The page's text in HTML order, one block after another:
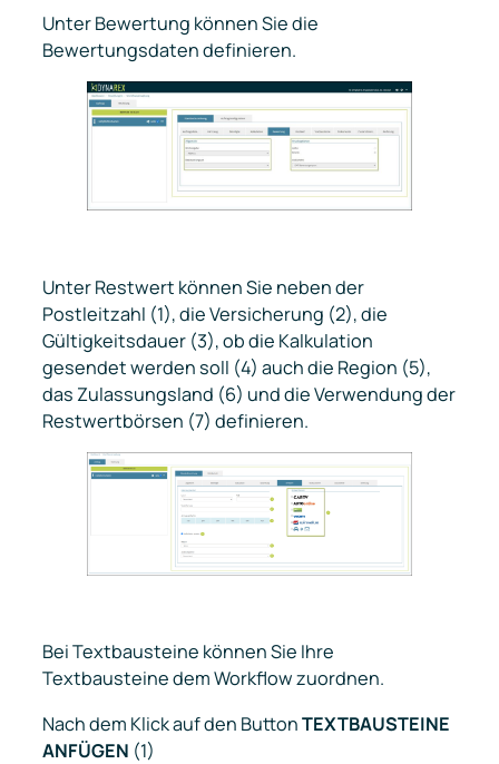
UnterBewertung können Sie die
Bewertungsdaten definieren.
UnterRestwert können Sie neben der
Postleitzahl (1), die Versicherung (2), die
Gültigkeitsdauer (3), ob die Kalkulation
gesendet werden soll (4) auch die Region (5),
das Zulassungsland (6) und die Verwendung der
Restwertbörsen (7) definieren.
BeiTextbausteine können Sie Ihre
Textbausteine dem Workflow zuordnen.
Nach dem Klick auf den ButtonTEXTBAUSTEINE
ANFÜGEN (1)